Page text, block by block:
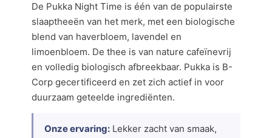
De Pukka Night Time is één van de populairste
slaaptheeën van het merk, met een biologische
blend van haverbloem, lavendel en
limoenbloem. De thee is van nature cafeïnevrij
en volledig biologisch afbreekbaar. Pukka is B-
Corp gecertificeerd en zet zich actief in voor
duurzaam geteelde ingrediënten.
Onze ervaring: Lekker zacht van smaak,